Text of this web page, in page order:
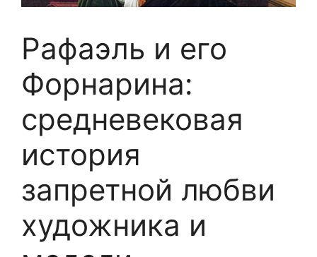
Рафаэль и его
Форнарина:
средневековая
история
запретной любви
художника и